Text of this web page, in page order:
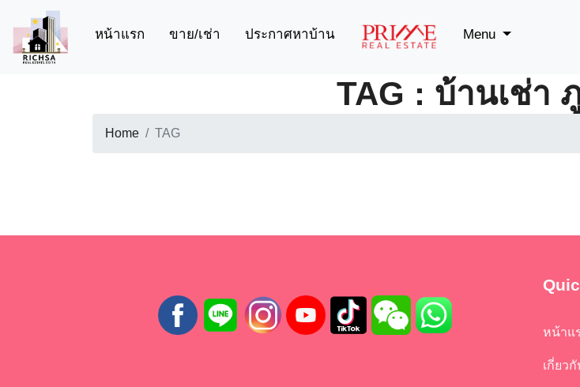
หน้าแรก (current)
ขาย/เช่า ประกาศหาบ้าน Menu
TAG : บ้านเช่า
Home TAG
หน้าแ
เกี่ยวกั